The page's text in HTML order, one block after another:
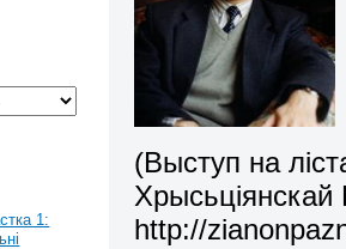
(Выступ на
http://
1: